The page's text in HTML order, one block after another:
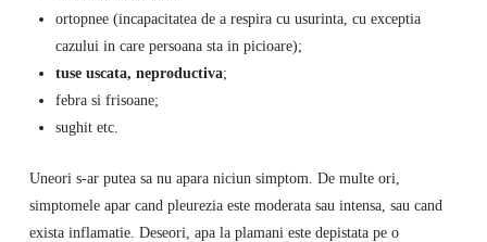
ortopnee (incapacitatea de a respira cu usurinta, cu exceptia
cazului in care persoana sta in picioare);
tuse uscata, neproductiva;
febra si frisoane;
sughit etc.
Uneori s-ar putea sa nu apara niciun simptom. De multe ori,
simptomele apar cand pleurezia este moderata sau intensa, sau cand
exista inflamatie. Deseori, apa la plamani este depistata pe o